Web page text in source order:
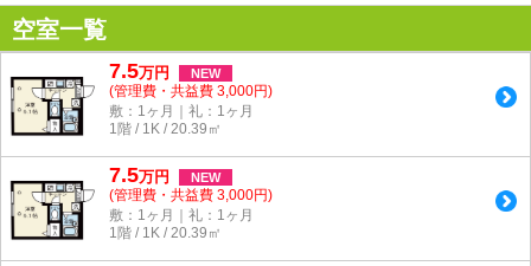
空室一覧
7.5万円 NEW
(管理費・共益費 3,000円)
敷：1ヶ月｜礼：1ヶ月
1階 / 1K / 20.39㎡
7.5万円 NEW
(管理費・共益費 3,000円)
敷：1ヶ月｜礼：1ヶ月
1階 / 1K / 20.39㎡